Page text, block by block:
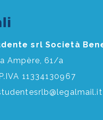
srl Società
Ampère, 61/a
11334130967